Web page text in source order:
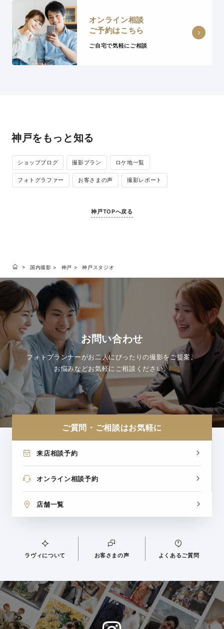
オンライン相談
ご予約はこちら
ご自宅で気軽にご相談
神戸をもっと知る
ショップブログ 撮影プラン ロケ地一覧
フォトグラファー お客さまの声 撮影レポート
神戸TOPへ戻る
国内撮影 神戸 神戸スタジオ
お問い合わせ
フォトプランナーがお二人にぴったりの撮影をご提案。
お悩みなどお気軽にご相談ください。
ご質問・ご相談はお気軽に
来店相談予約
オンライン相談予約
店舗一覧
ラヴィについて お客さまの声 よくあるご質問